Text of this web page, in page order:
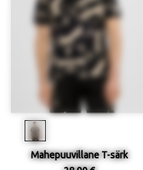
Mahepuuvillane T-särk